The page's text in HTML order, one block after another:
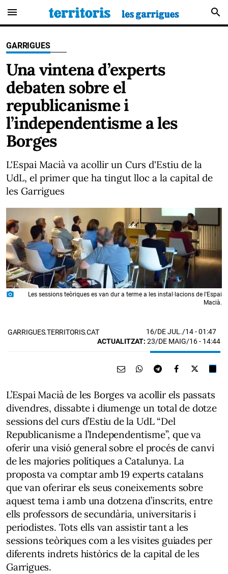
menu search
GARRIGUES
Una vintena d’experts
debaten sobre el
republicanisme i
l’independentisme a les
Borges
L'Espai Macià va acollir un Curs d'Estiu de la
UdL, el primer que ha tingut lloc a la capital de
les Garrigues
photo_camera
Les sessions teòriques es van dur a terme a les instal·lacions de l'Espai
Macià.
GARRIGUES.TERRITORIS.CAT 16/DE JUL./14- 01:47
ACTUALITZAT: 23/DE MAIG/16 - 14:44
L’Espai Macià de les Borges va acollir els passats
divendres, dissabte i diumenge un total de dotze
sessions del curs d’Estiu de la UdL “Del
Republicanisme a l’Independentisme”, que va
oferir una visió general sobre el procés de canvi
de les majories polítiques a Catalunya. La
proposta va comptar amb 19 experts catalans
que van oferirar els seus coneixements sobre
aquest tema i amb una dotzena d’inscrits, entre
ells professors de secundària, universitaris i
periodistes. Tots ells van assistir tant a les
sessions teòriques com a les visites guiades per
diferents indrets històrics de la capital de les
Garrigues.